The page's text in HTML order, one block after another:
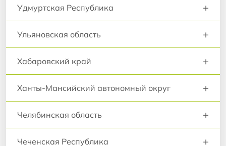
Удмуртская Республика +
Ульяновская область +
Хабаровский край +
Ханты-Мансийский автономный округ +
Челябинская область +
Чеченская Республика +